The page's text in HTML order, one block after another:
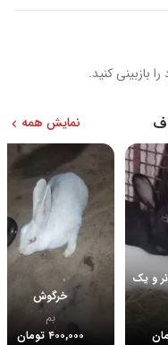
بازبینی کنید.
نمایش همه
و یک
خرگوش
بم
۴۰۰,۰۰۰ تومان